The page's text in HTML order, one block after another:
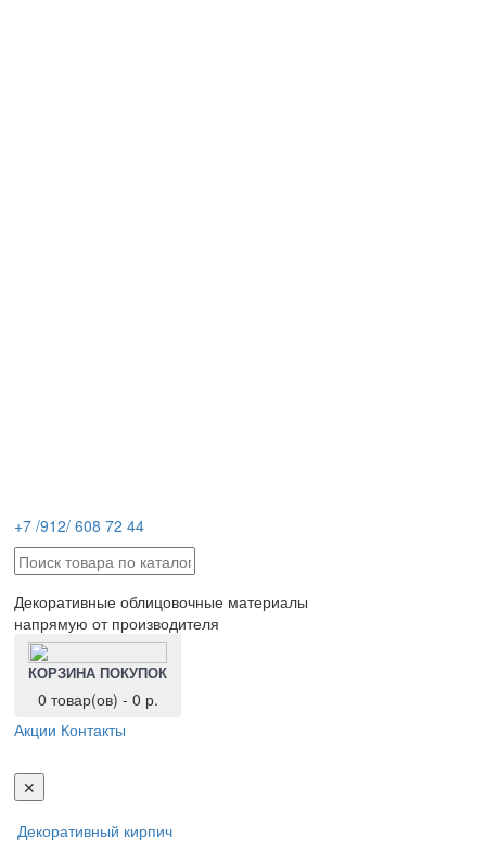
+7 /912/ 608 72 44
Декоративные облицовочные материалы
напрямую от производителя
КОРЗИНА ПОКУПОК
0 товар(ов) - 0 р.
Акции Контакты
✕
Декоративный кирпич